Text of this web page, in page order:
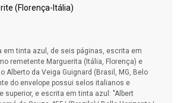
lista de itens
(Florença-Itália)
em tinta azul, de seis páginas, escrita em
remetente Marguerita (Itália, Florença) e
Alberto da Veiga Guignard (Brasil, MG, Belo
possui selos italianos e
superior, e escrita em tinta azul: "Albert